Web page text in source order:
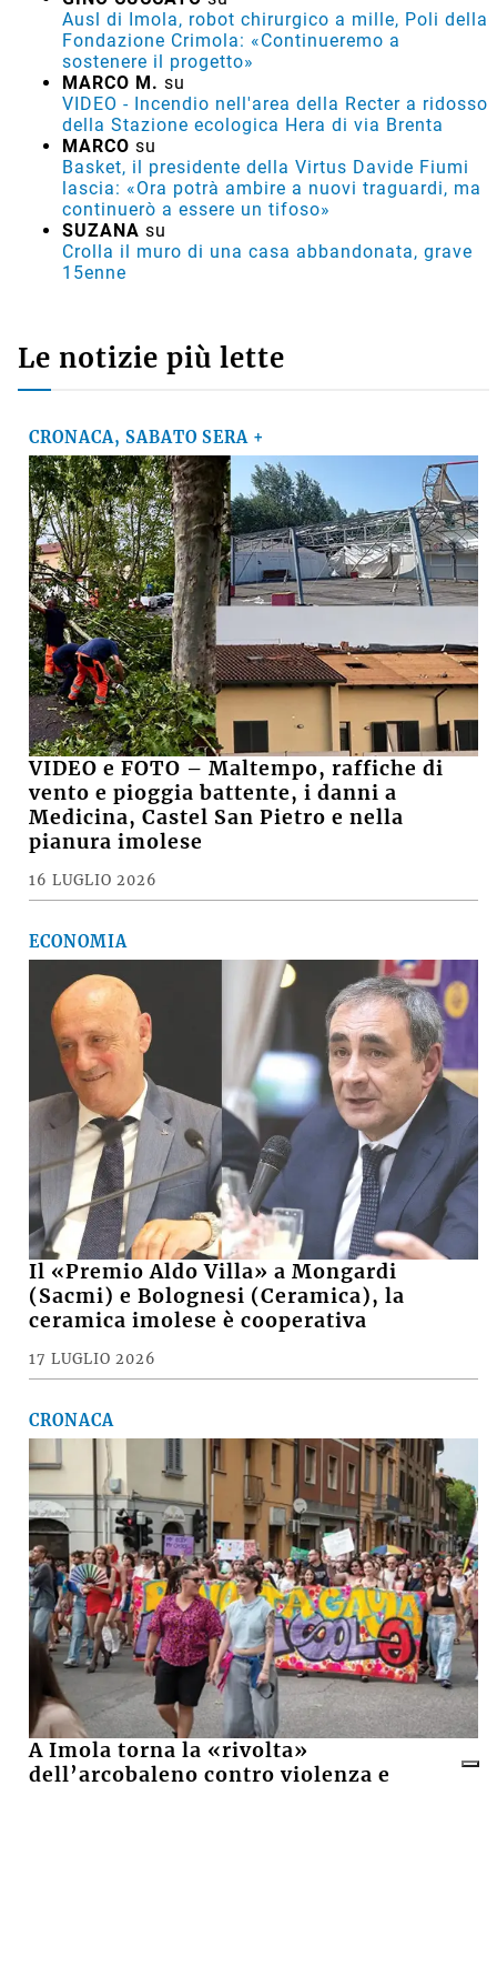
Ausl di Imola, robot chirurgico a mille, Poli della
Fondazione Crimola: «Continueremo a
sostenere il progetto»
MARCO M. su
VIDEO - Incendio nell'area della Recter a ridosso
della Stazione ecologica Hera di via Brenta
MARCO su
Basket, il presidente della Virtus Davide Fiumi
lascia: «Ora potrà ambire a nuovi traguardi, ma
continuerò a essere un tifoso»
SUZANA su
Crolla il muro di una casa abbandonata, grave
15enne
Le notizie più lette
CRONACA, SABATO SERA +
VIDEO e FOTO – Maltempo, raffiche di
vento e pioggia battente, i danni a
Medicina, Castel San Pietro e nella
pianura imolese
16 LUGLIO 2026
ECONOMIA
Il «Premio Aldo Villa» a Mongardi
(Sacmi) e Bolognesi (Ceramica), la
ceramica imolese è cooperativa
17 LUGLIO 2026
CRONACA
A Imola torna la «rivolta»
dell’arcobaleno contro violenza e